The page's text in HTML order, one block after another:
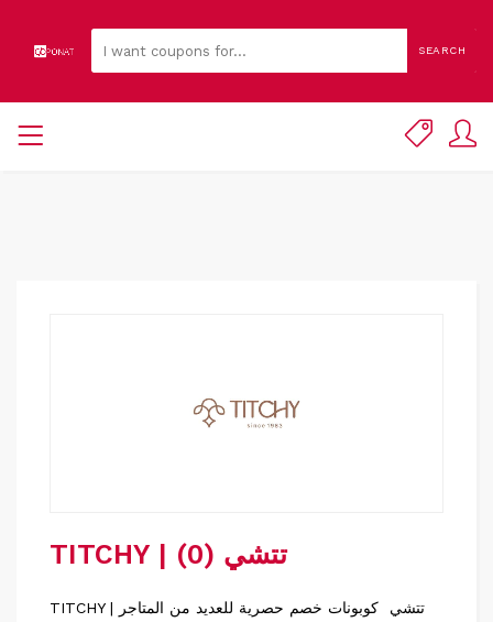
SEARCH
TITCHY | تتشي (0)
TITCHY | تتشي كوبونات خصم حصرية للعديد من المتاجر